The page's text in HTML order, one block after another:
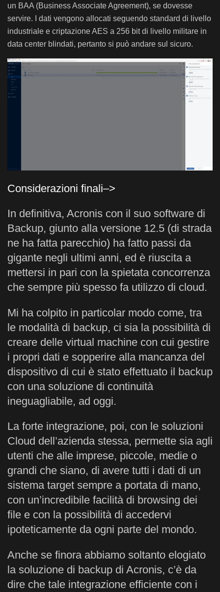
un BAA (Business Associate Agreement), se dovesse
servire. I dati vengono allocati seguendo standard di livello
industriale e criptazione AES a 256 bit di livello militare in
data center blindati, pertanto si può andare sul sicuro.
Considerazioni finali–>
In definitiva, Acronis con il suo software di
Backup, giunto alla versione 12.5 (di strada
ne ha fatta parecchio) ha fatto passi da
gigante negli ultimi anni, ed è riuscita a
mettersi in pari con la spietata concorrenza
che sempre più spesso fa utilizzo di cloud.
Mi ha colpito in particolar modo come, tra
le modalità di backup, ci sia la possibilità di
creare delle virtual machine con cui gestire
i propri dati e sopperire alla mancanza del
dispositivo di cui è stato effettuato il backup
con una soluzione di continuità
ineguagliabile, ad oggi.
La forte integrazione, poi, con le soluzioni
Cloud dell’azienda stessa, permette sia agli
utenti che alle imprese, piccole, medie o
grandi che siano, di avere tutti i dati di un
sistema target sempre a portata di mano,
con un’incredibile facilità di browsing dei
file e con la possibilità di accedervi
ipoteticamente da ogni parte del mondo.
Anche se finora abbiamo soltanto elogiato
la soluzione di backup di Acronis, c’è da
dire che tale integrazione efficiente con i